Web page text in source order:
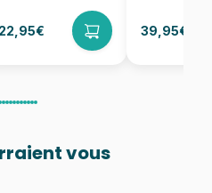
22,95€ 39,95€
vous